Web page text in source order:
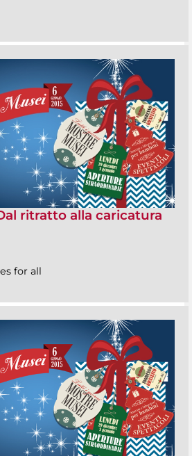
ritratto alla caricatura
for all